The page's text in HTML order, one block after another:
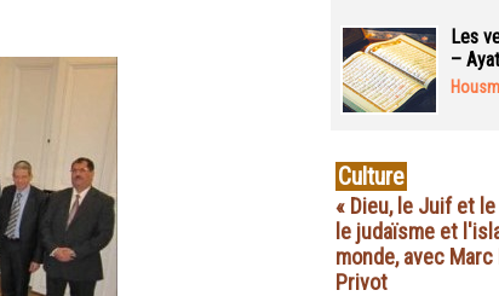
Les
–
Culture
« Dieu, le Juif et
le judaïsme et
monde, avec
Privot